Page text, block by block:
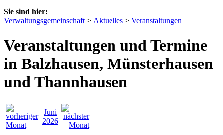
Sie sind hier:
Verwaltungsgemeinschaft > Aktuelles > Veranstaltungen
Veranstaltungen und Termine
in Balzhausen, Münsterhausen
und Thannhausen
Juni
2026